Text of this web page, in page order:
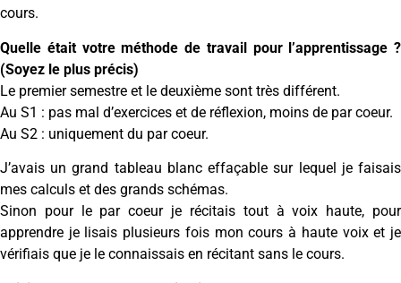
cours.
Quelle était votre méthode de travail pour l’apprentissage ?
(Soyez le plus précis)
Le premier semestre et le deuxième sont très différent.
Au S1 : pas mal d’exercices et de réflexion, moins de par coeur.
Au S2 : uniquement du par coeur.
J’avais un grand tableau blanc effaçable sur lequel je faisais
mes calculs et des grands schémas.
Sinon pour le par coeur je récitais tout à voix haute, pour
apprendre je lisais plusieurs fois mon cours à haute voix et je
vérifiais que je le connaissais en récitant sans le cours.